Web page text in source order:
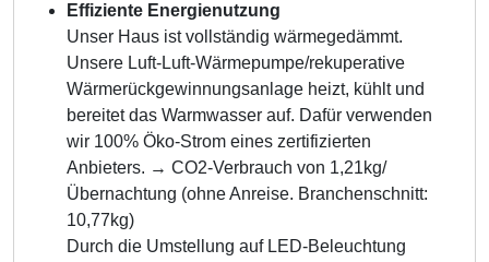
Effiziente Energienutzung
Unser Haus ist vollständig wärmegedämmt.
Unsere Luft-Luft-Wärmepumpe/rekuperative
Wärmerückgewinnungsanlage heizt, kühlt und
bereitet das Warmwasser auf. Dafür verwenden
wir 100% Öko-Strom eines zertifizierten
Anbieters. → CO2-Verbrauch von 1,21kg/
Übernachtung (ohne Anreise. Branchenschnitt:
10,77kg)
Durch die Umstellung auf LED-Beleuchtung